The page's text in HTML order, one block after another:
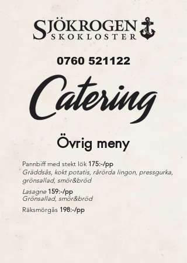
0760 521122
Övrig meny
Pannbiff med stekt lök 175:-/pp
Gräddsås, kokt potatis, rårörda lingon, pressgurka,
grönsallad, smör&bröd
Lasagne 159:-/pp
Grönsallad, smör&bröd
Räksmörgås 198:-/pp